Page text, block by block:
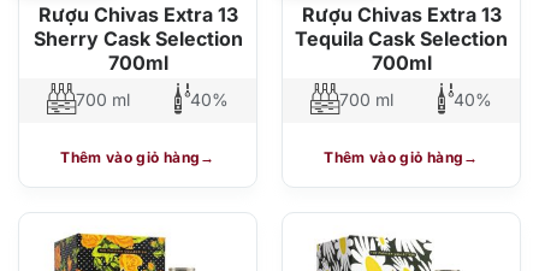
Rượu Chivas Extra 13
Sherry Cask Selection
700ml
700 ml 40%
Thêm vào giỏ hàng
Rượu Chivas Extra 13
Tequila Cask Selection
700ml
700 ml 40%
Thêm vào giỏ hàng